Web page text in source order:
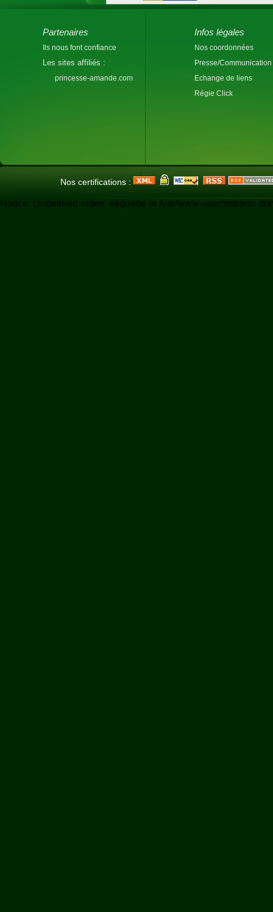
Partenaires
Ils nous font confiance
Les sites affiliés :
princesse-amande.com
Infos légales
Nos coordonnées
Presse/Communication
Echange de liens
Régie Click
Nos certifications :
Notice: Undefined index: etiquette in /var/www-user/maison-